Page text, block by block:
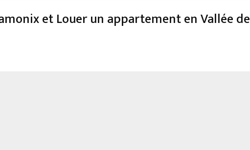
et Louer un appartement en Vallée de